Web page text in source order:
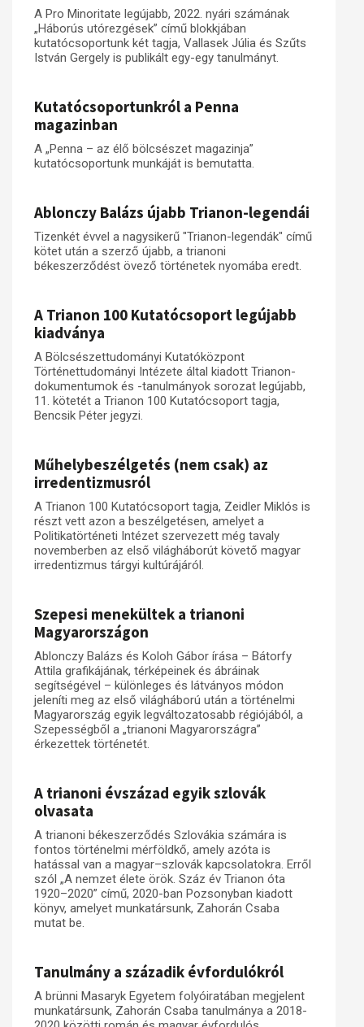
A Pro Minoritate legújabb, 2022. nyári számának
„Háborús utórezgések” című blokkjában
kutatócsoportunk két tagja, Vallasek Júlia és Szűts
István Gergely is publikált egy-egy tanulmányt.
Kutatócsoportunkról a Penna
magazinban
A „Penna – az élő bölcsészet magazinja”
kutatócsoportunk munkáját is bemutatta.
Ablonczy Balázs újabb Trianon-legendái
Tizenkét évvel a nagysikerű "Trianon-legendák" című
kötet után a szerző újabb, a trianoni
békeszerződést övező történetek nyomába eredt.
A Trianon 100 Kutatócsoport legújabb
kiadványa
A Bölcsészettudományi Kutatóközpont
Történettudományi Intézete által kiadott Trianon-
dokumentumok és -tanulmányok sorozat legújabb,
11. kötetét a Trianon 100 Kutatócsoport tagja,
Bencsik Péter jegyzi.
Műhelybeszélgetés (nem csak) az
irredentizmusról
A Trianon 100 Kutatócsoport tagja, Zeidler Miklós is
részt vett azon a beszélgetésen, amelyet a
Politikatörténeti Intézet szervezett még tavaly
novemberben az első világháborút követő magyar
irredentizmus tárgyi kultúrájáról.
Szepesi menekültek a trianoni
Magyarországon
Ablonczy Balázs és Koloh Gábor írása – Bátorfy
Attila grafikájának, térképeinek és ábráinak
segítségével – különleges és látványos módon
jeleníti meg az első világháború után a történelmi
Magyarország egyik legváltozatosabb régiójából, a
Szepességből a „trianoni Magyarországra”
érkezettek történetét.
A trianoni évszázad egyik szlovák
olvasata
A trianoni békeszerződés Szlovákia számára is
fontos történelmi mérföldkő, amely azóta is
hatással van a magyar–szlovák kapcsolatokra. Erről
szól „A nemzet élete örök. Száz év Trianon óta
1920–2020” című, 2020-ban Pozsonyban kiadott
könyv, amelyet munkatársunk, Zahorán Csaba
mutat be.
Tanulmány a századik évfordulókról
A brünni Masaryk Egyetem folyóiratában megjelent
munkatársunk, Zahorán Csaba tanulmánya a 2018-